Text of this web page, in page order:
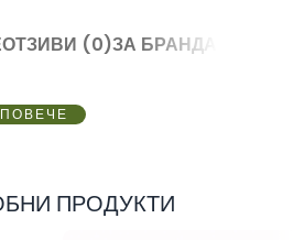
ОТЗИВИ (0)ЗА БРАНДА
ПРОДУКТИ